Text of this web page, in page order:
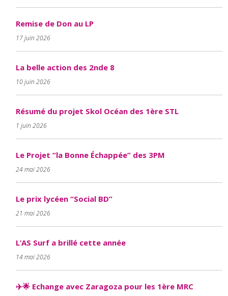
Remise de Don au LP
17 juin 2026
La belle action des 2nde 8
10 juin 2026
Résumé du projet Skol Océan des 1ère STL
1 juin 2026
Le Projet “la Bonne Échappée” des 3PM
24 mai 2026
Le prix lycéen “Social BD”
21 mai 2026
L’AS Surf a brillé cette année
14 mai 2026
✈️🌟 Echange avec Zaragoza pour les 1ère MRC